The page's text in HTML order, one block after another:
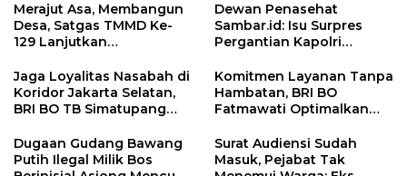
Merajut Asa, Membangun
Desa, Satgas TMMD Ke-
129 Lanjutkan
Dewan Penasehat
Sambar.id: Isu Surpres
Pergantian Kapolri
Kewenangan Mutlak di
Tangan Presiden
Jaga Loyalitas Nasabah di
Koridor Jakarta Selatan,
BRI BO TB Simatupang
Komitmen Layanan Tanpa
Hambatan, BRI BO
Fatmawati Optimalkan
Setiap Lini
Dugaan Gudang Bawang
Putih Ilegal Milik Bos
Surat Audiensi Sudah
Masuk, Pejabat Tak